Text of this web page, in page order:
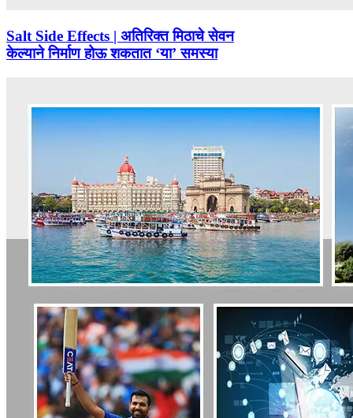
Salt Side Effects | अतिरिक्त मिठाचे सेवन
केल्याने निर्माण होऊ शकतात ‘या’ समस्या